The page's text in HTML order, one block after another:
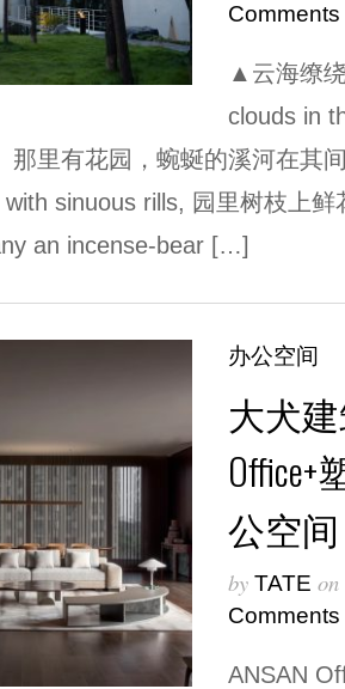
Comments
▲云海缭
clouds in
里有花园，蜿蜒的溪河在其
sinuous rills, 园里树枝上
an incense-bear […]
办公空间
大犬建
公空间
by TATE on
Comments
ANSAN